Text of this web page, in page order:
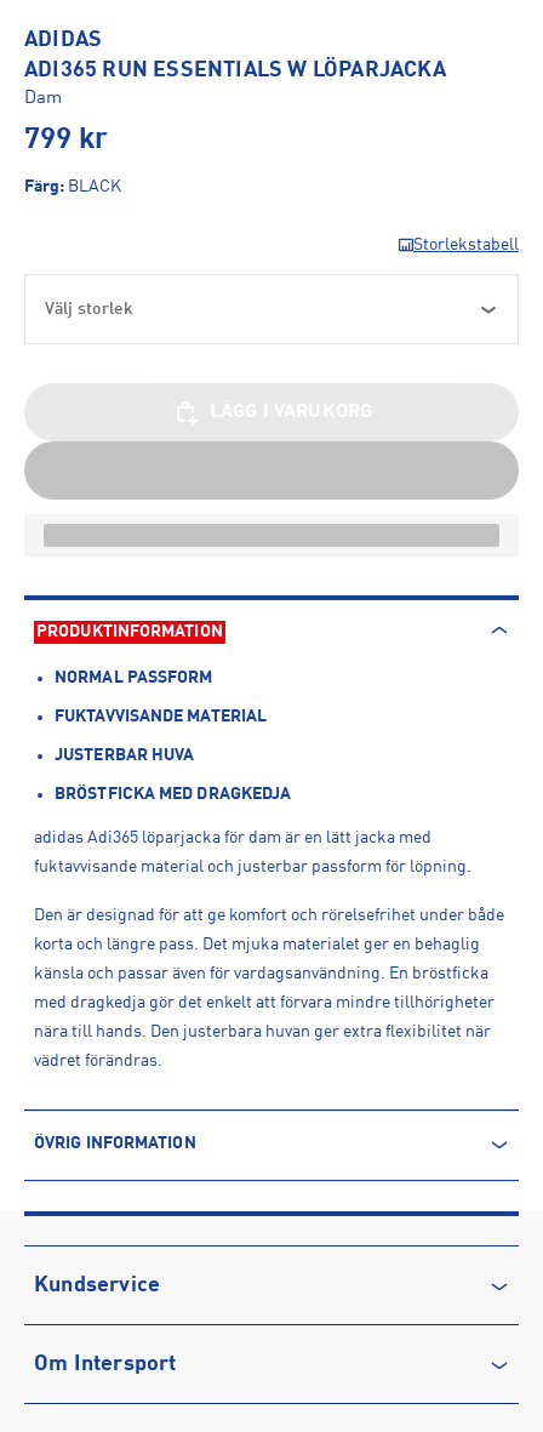
ADIDAS
ADI365 RUN ESSENTIALS W LÖPARJACKA
Dam
799 kr
Färg: BLACK
Storlekstabell
Välj storlek
PRODUKTINFORMATION
NORMAL PASSFORM
FUKTAVVISANDE MATERIAL
JUSTERBAR HUVA
BRÖSTFICKA MED DRAGKEDJA
adidas Adi365 löparjacka för dam är en lätt jacka med
fuktavvisande material och justerbar passform för löpning.
Den är designad för att ge komfort och rörelsefrihet under både
korta och längre pass. Det mjuka materialet ger en behaglig
känsla och passar även för vardagsanvändning. En bröstficka
med dragkedja gör det enkelt att förvara mindre tillhörigheter
nära till hands. Den justerbara huvan ger extra flexibilitet när
vädret förändras.
ÖVRIG INFORMATION
Produktnummer: 1614887
Leverantörens produktnummer: KA4339
Artikelnummer: 161488701-BLACK
Tillverkaradress
Kontakt tillverkare: https://www.adidas.se/
Kundservice
Vanliga frågor & svar
Om Intersport